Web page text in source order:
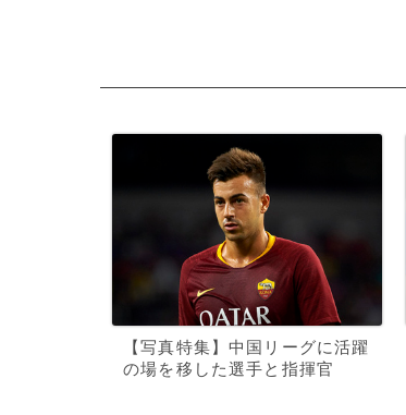
【写真特集】中国リーグに活躍
の場を移した選手と指揮官